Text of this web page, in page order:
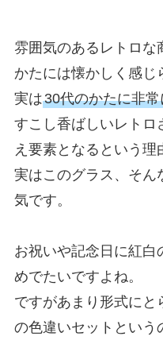
雰囲気のあるレトロな
かたには懐かしく感じ
実は30代のかたに非
すこし香ばしいレトロ
え要素となるという理
実はこのグラス、そん
気です。
お祝いや記念日に紅白
めでたいですよね。
ですがあまり形式にと
の色違いセットという